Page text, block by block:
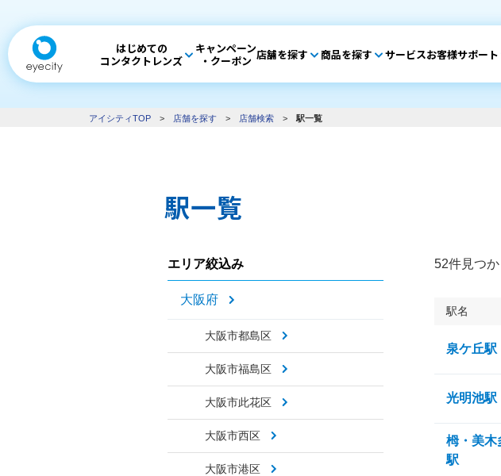
はじめての
コンタクトレンズ
キャンペーン
・クーポン 店舗を探す 商品を探す サービスお客様サポート
アイシティTOP > 店舗を探す > 店舗検索 > 駅一覧
駅一覧
エリア絞込み
大阪府
大阪市都島区
大阪市福島区
大阪市此花区
大阪市西区
大阪市港区
52件見つか
駅名
泉ケ丘駅
光明池駅
栂・美木
駅